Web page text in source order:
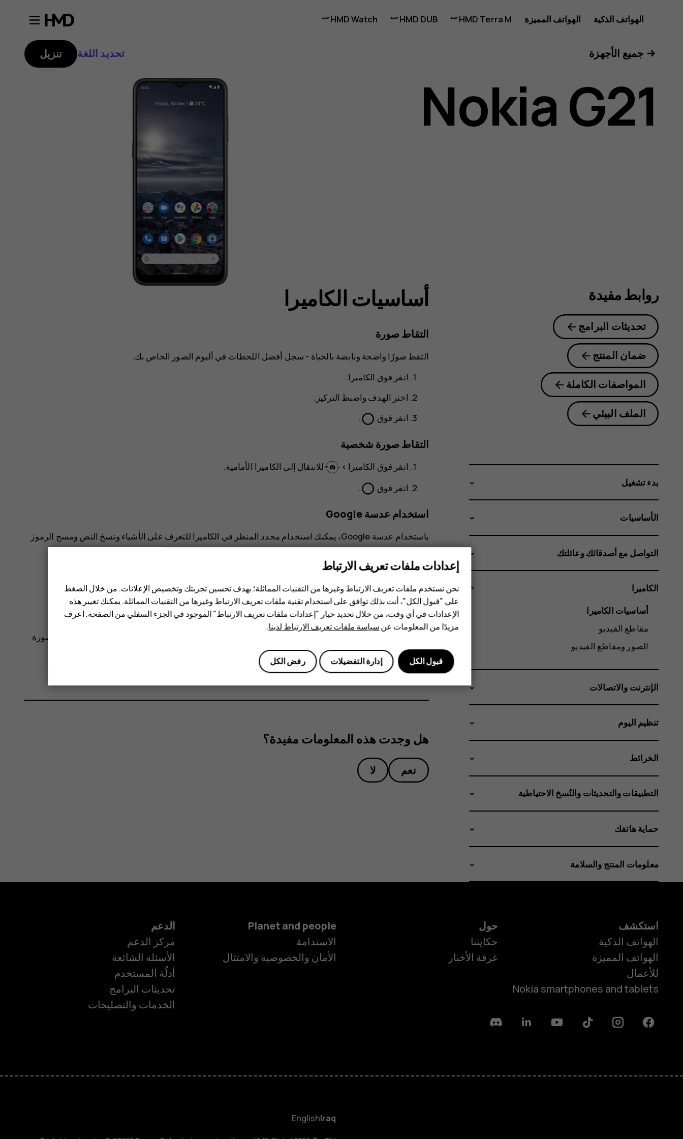
دليل
مستخدم
Nokia
الهواتف الذكية الهواتف المميزة HMD Terra M
HMD DUB
HMD Watch
HMD Terra M
HMD DUB
جميع الأجهزة تحديد اللغة تنزيل
Nokia G21
أساسيات الكاميرا
التقاط صورة
التقط صورًا واضحة ونابضة بالحياة - سجل أفضل اللحظات في ألبوم الصور الخاص بك.
انقر فوق الكاميرا.
اختر الهدف واضبط التركيز.
انقر فوق panorama_fish_eye
.
التقاط صورة شخصية
انقر فوق الكاميرا >
للانتقال إلى الكاميرا الأمامية.
انقر فوق panorama_fish_eye
.
استخدام عدسة Google
باستخدام عدسة Google، يمكنك استخدام محدد المنظر في الكاميرا للتعرف على الأشياء ونسخ النص ومسح الرموز
والبحث عن منتجات مماثلة، على سبيل المثال.
انقر فوقالكاميرا.
انقر فوق
.
وجّه الكاميرا إلى الشيء الذي تريد تحديده، واتبع التعليمات التي تظهر على الشاشة.
، وانقر فوق الصورة
ثم فوق
.
هل وجدت هذه المعلومات مفيدة؟
نعم لا
روابط مفيدة
تحديثات البرامج
ضمان المنتج
المواصفات الكاملة
الملف البيئي
بدء تشغيل
الأساسيات
التواصل مع أصدقائك وعائلتك
الكاميرا
أساسيات الكاميرا
مقاطع الفيديو
الصور ومقاطع الفيديو
الإنترنت والاتصالات
تنظيم اليوم
الخرائط
التطبيقات والتحديثات والنُسخ الاحتياطية
حماية هاتفك
معلومات المنتج والسلامة
استكشف
الهواتف الذكية
الهواتف المميزة
للأعمال
Nokia smartphones and tablets
حول
حكايتنا
غرفة الأخبار
Planet and people
الاستدامة
الأمان والخصوصية والامتثال
الدعم
مركز الدعم
الأسئلة الشائعة
أدلّة المستخدم
تحديثات البرامج
الخدمات والتصليحات
Facebook
Instagram
Tiktok
Youtube
Linkedin
Discord
Iraq
English
إعدادات ملفات تعريف الارتباط
نحن نستخدم ملفات تعريف الارتباط وغيرها من التقنيات المماثلة؛ بهدف تحسين تجربتك وتخصيص الإعلانات. من خلال الضغط
على "قبول الكل"، أنت بذلك توافق على استخدام تقنية ملفات تعريف الارتباط وغيرها من التقنيات المماثلة. يمكنك تغيير هذه
الإعدادات في أي وقت، من خلال تحديد خيار "إعدادات ملفات تعريف الارتباط" الموجود في الجزء السفلي من الصفحة. اعرف
مزيدًا من المعلومات عنسياسة ملفات تعريف الارتباط لدينا.
رفض الكل إدارة التفضيلات قبول الكل